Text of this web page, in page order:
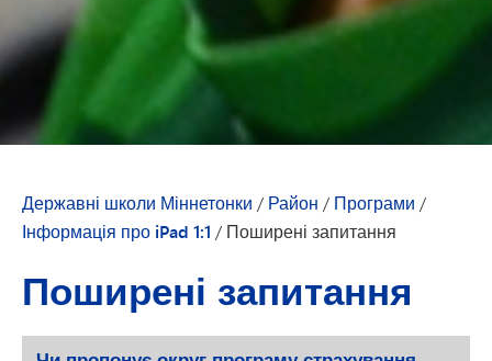
Державні школи Міннетонки / Район / Програми /
Інформація про iPad 1:1 / Поширені запитання
Поширені запитання